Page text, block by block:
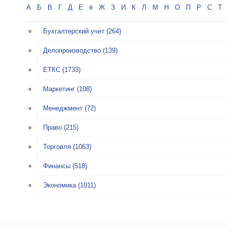
А Б В Г Д Е ё Ж З И К Л М Н О П Р С Т
Бухгалтерский учет (264)
Делопроизводство (139)
ЕТКС (1733)
Маркетинг (108)
Менеджмент (72)
Право (215)
Торговля (1063)
Финансы (518)
Экономика (1011)